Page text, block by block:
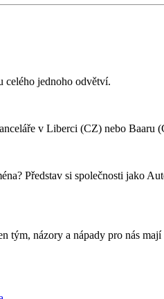
celého jednoho odvětví.
v Liberci (CZ) nebo
Představ si společnosti
tým, názory a nápady pro nás mají